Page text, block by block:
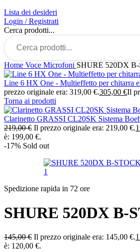
Lista dei desideri
Login / Registrati
Cerca prodotti...
Home Voce Microfoni SHURE 520DX
Line 6 HX One - Multieffetto per chitarra
prezzo originale era: 319,00 €.305,00 €Il
Torna ai prodotti
Clarinetto GRASSI CL20SK Sistema
219,00€ Il prezzo originale era: 219,00 €.
è: 199,00 €.
-17% Sold out
Spedizione rapida in 72 ore
SHURE 520DX B-
145,00€ Il prezzo originale era: 145,00 €.
è: 120,00 €.